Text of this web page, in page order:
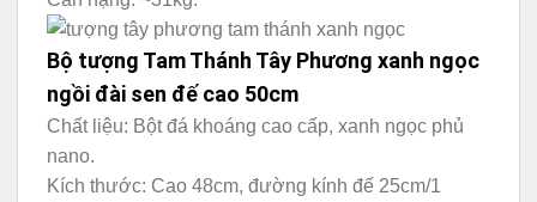
Bộ tượng Tam Thánh Tây Phương xanh ngọc
ngồi đài sen đế cao 50cm
Chất liệu: Bột đá khoáng cao cấp, xanh ngọc phủ
nano.
Kích thước: Cao 48cm, đường kính đế 25cm/1